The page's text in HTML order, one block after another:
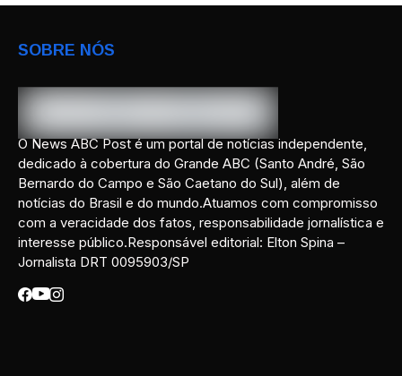
SOBRE NÓS
O News ABC Post é um portal de notícias independente,
dedicado à cobertura do Grande ABC (Santo André, São
Bernardo do Campo e São Caetano do Sul), além de
notícias do Brasil e do mundo.Atuamos com compromisso
com a veracidade dos fatos, responsabilidade jornalística e
interesse público.Responsável editorial: Elton Spina –
Jornalista DRT 0095903/SP